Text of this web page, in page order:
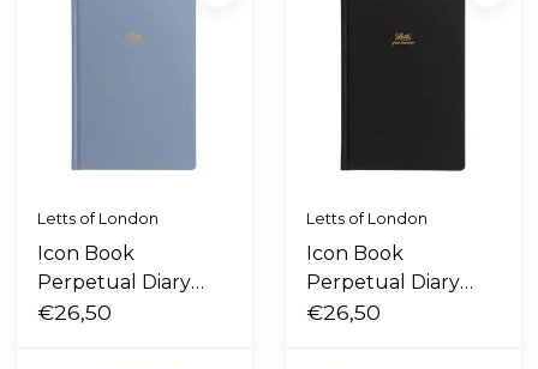
Letts of London
Icon Book
Perpetual Diary
"Blue"
€26,50
Letts of London
Icon Book
Perpetual Diary
"Black"
€26,50